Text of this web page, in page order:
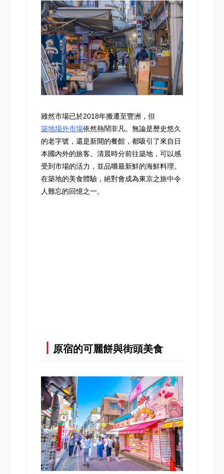
雖然市場已於2018年搬遷至豐洲，但
築地場外市場依然熱鬧非凡。無論是歷史悠久
的老字號，還是新開的餐館，都吸引了來自日
本國內外的旅客。清晨時分前往築地，可以感
受到市場的活力，並品嚐最新鮮的海鮮料理。
在築地的美食體驗，絕對會成為東京之旅中令
人難忘的回憶之一。
原宿的可麗餅與街頭美食